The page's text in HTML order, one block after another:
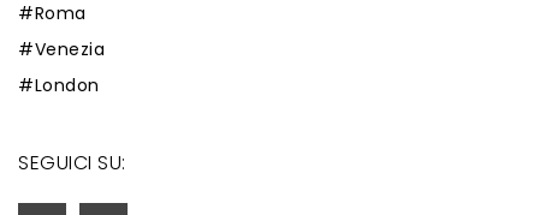
#Roma
#Venezia
#London
SEGUICI SU: